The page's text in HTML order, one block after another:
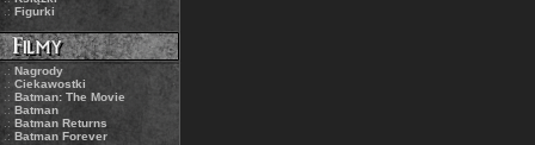
.: Figurki
.: Nagrody
.: Ciekawostki
.: Batman: The Movie
.:Batman
.: Batman Returns
.: Batman Forever